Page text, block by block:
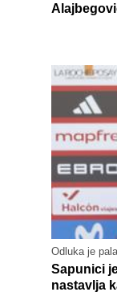
Odluka je pala
Sapunici
nastavlja